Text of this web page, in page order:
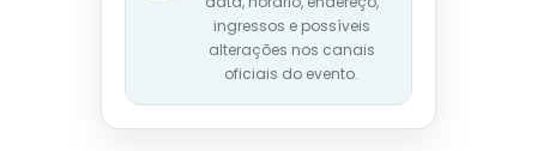
ingressos e possíveis
alterações nos canais
oficiais do evento.